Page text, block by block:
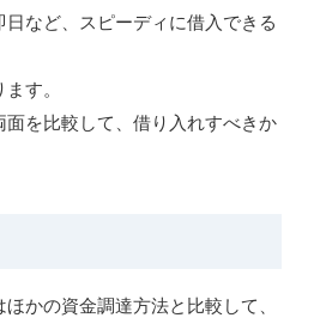
など、スピーディに借入できる
す。
面を比較して、借り入れすべきか
かの資金調達方法と比較して、